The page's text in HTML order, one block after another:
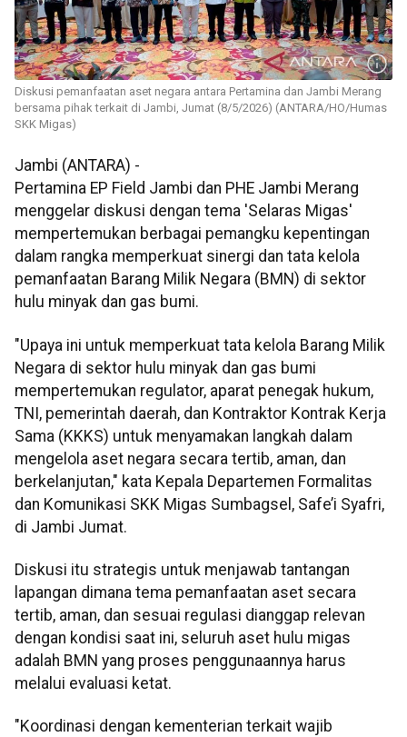
Diskusi pemanfaatan aset negara antara Pertamina dan Jambi Merang
bersama pihak terkait di Jambi, Jumat (8/5/2026) (ANTARA/HO/Humas
SKK Migas)
Jambi (ANTARA) -
Pertamina EP Field Jambi dan PHE Jambi Merang
menggelar diskusi dengan tema 'Selaras Migas'
mempertemukan berbagai pemangku kepentingan
dalam rangka memperkuat sinergi dan tata kelola
pemanfaatan Barang Milik Negara (BMN) di sektor
hulu minyak dan gas bumi.
"Upaya ini untuk memperkuat tata kelola Barang Milik
Negara di sektor hulu minyak dan gas bumi
mempertemukan regulator, aparat penegak hukum,
TNI, pemerintah daerah, dan Kontraktor Kontrak Kerja
Sama (KKKS) untuk menyamakan langkah dalam
mengelola aset negara secara tertib, aman, dan
berkelanjutan," kata Kepala Departemen Formalitas
dan Komunikasi SKK Migas Sumbagsel, Safe’i Syafri,
di Jambi Jumat.
Diskusi itu strategis untuk menjawab tantangan
lapangan dimana tema pemanfaatan aset secara
tertib, aman, dan sesuai regulasi dianggap relevan
dengan kondisi saat ini, seluruh aset hulu migas
adalah BMN yang proses penggunaannya harus
melalui evaluasi ketat.
"Koordinasi dengan kementerian terkait wajib